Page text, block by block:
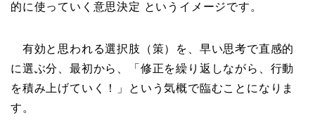
的に使っていく意思決定 というイメージです。
有効と思われる選択肢（策）を、早い思考で直感的
に選ぶ分、最初から、「修正を繰り返しながら、行動
を積み上げていく！」という気概で臨むことになりま
す。